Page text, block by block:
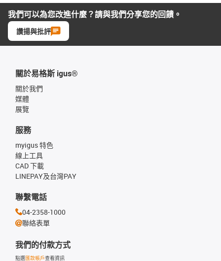
我們可以為您改進什麼？請與我們分享您的回饋。
讚揚與批評
關於易格斯 igus®
關於我們
媒體
展覽
我們的付款方式
點選匯款帳戶查看資訊
服務
myigus 特色
線上工具
CAD 下載
LINEPAY及台灣PAY
聯繫電話
04-2358-1000
聯絡表單